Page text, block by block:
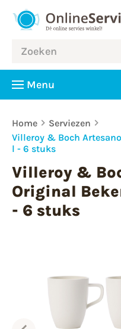
Menu
Home
Serviezen
Villeroy & Boch
l - 6 stuks
Villeroy &
Original
- 6 stuks